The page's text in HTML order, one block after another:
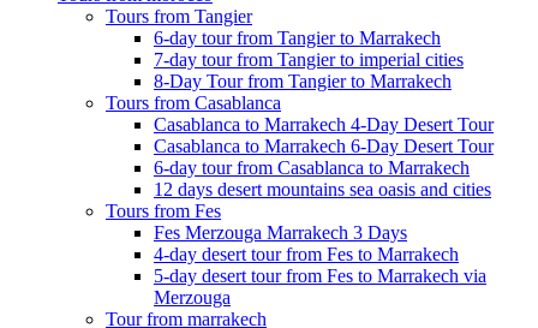
Tours from Tangier
6-day tour from Tangier to Marrakech
7-day tour from Tangier to imperial cities
8-Day Tour from Tangier to Marrakech
Tours from Casablanca
Casablanca to Marrakech 4-Day Desert Tour
Casablanca to Marrakech 6-Day Desert Tour
6-day tour from Casablanca to Marrakech
12 days desert mountains sea oasis and cities
Tours from Fes
Fes Merzouga Marrakech 3 Days
4-day desert tour from Fes to Marrakech
5-day desert tour from Fes to Marrakech via
Merzouga
Tour from marrakech